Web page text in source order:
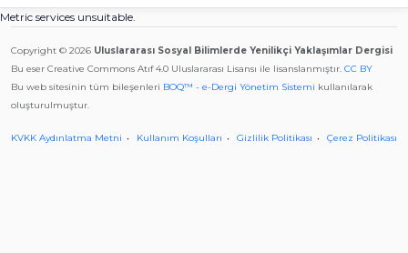
Metric services unsuitable.
Copyright © 2026 Uluslararası Sosyal Bilimlerde Yenilikçi Yaklaşımlar Dergisi
Bu eser Creative Commons Atıf 4.0 Uluslararası Lisansı ile lisanslanmıştır. CC BY
Bu web sitesinin tüm bileşenleri BOQ™ - e-Dergi Yönetim Sistemi kullanılarak
oluşturulmuştur.
KVKK Aydınlatma Metni Kullanım Koşulları Gizlilik Politikası Çerez Politikası